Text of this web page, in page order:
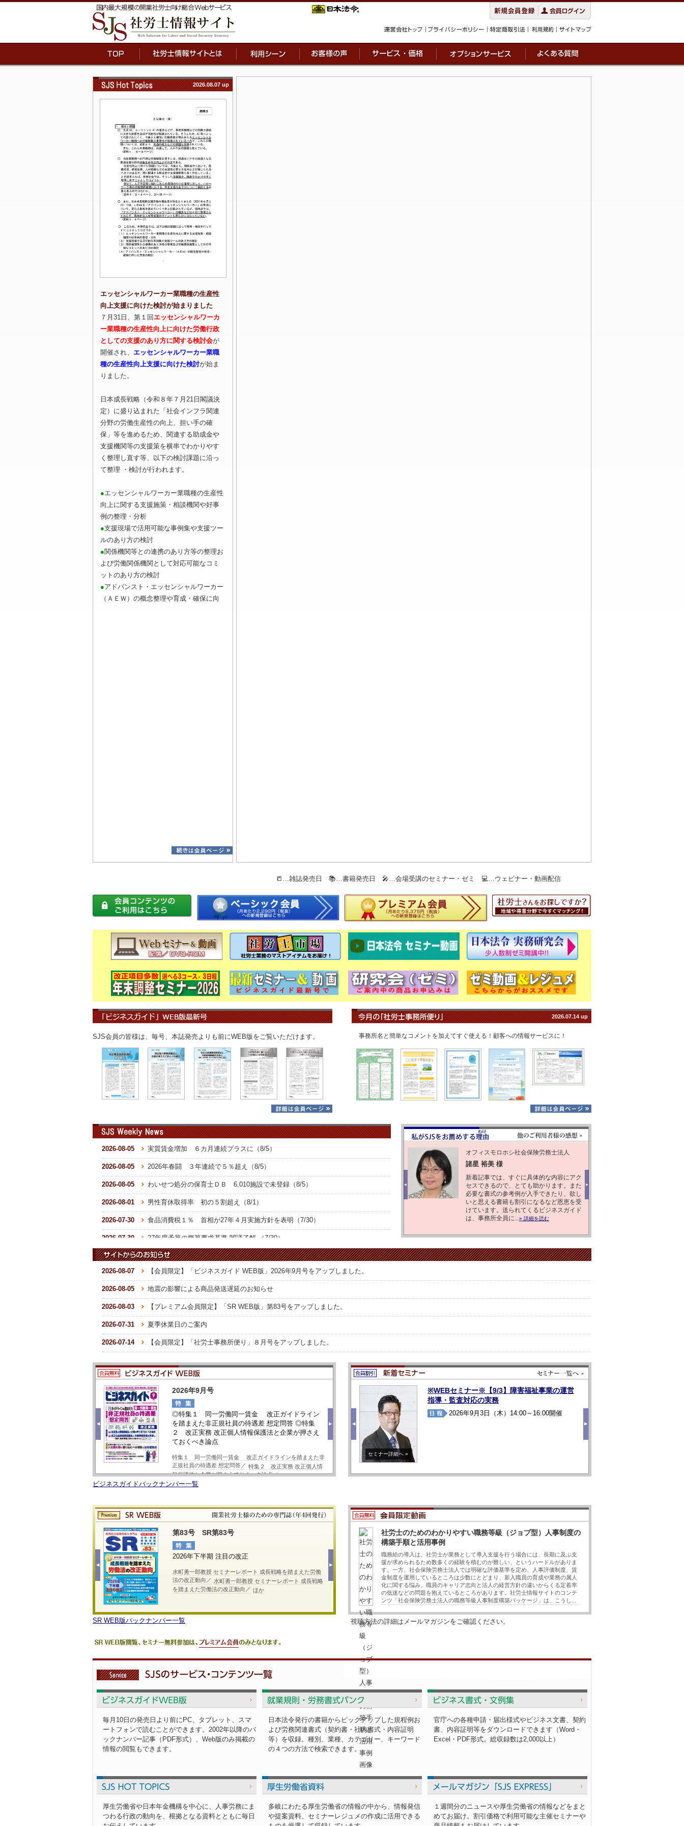
エッセンシャルワーカー業職種の生産性
向上支援に向けた検討が始まりました
７月31日、第１回 エッセンシャルワーカ
ー業職種の生産性向上に向けた労働行政
としての支援のあり方に関する検討会が
開催され、 エッセンシャルワーカー業職
種の生産性向上支援に向けた検討が始ま
りました。
日本成長戦略（令和８年７月21日閣議決
定）に盛り込まれた「社会インフラ関連
分野の労働生産性の向上、担い手の確
保」等を進めるため、関連する助成金や
支援機関等の支援策を横串でわかりやす
く整理し直す等、以下の検討課題に沿っ
て整理 ・検討が行われます。
●エッセンシャルワーカー業職種の生産性
向上に関する支援施策・相談機関や好事
例の整理・分析
●支援現場で活用可能な事例集や支援ツー
ルのあり方の検討
●関係機関等との連携のあり方等の整理お
よび労働関係機関として対応可能なコミ
ットのあり方の検討
●アドバンスト・エッセンシャルワーカー
（ＡＥＷ）の概念整理や育成・確保に向
詳細は、下記リンク先にてご確認くださ
2026.08.07 up
📒…雑誌発売日 📚…書籍発売日 🎤…会場受講のセミナー・ゼミ 💻…ウェビナー・動画配信
「ビジネスガイド」WEB版最新号
SJS会員の皆様は、毎号、本誌発売よりも前にWEB版をご覧いただけます。 事務所名と簡単なコメントを加えてすぐ使える！顧客への情報サービスに！
2026.07.14 up
社労士関連最新情報
2026-08-05 実質賃金増加 ６カ月連続プラスに（8/5）
2026-08-05 2026年春闘 ３年連続で５％超え（8/5）
2026-08-05 わいせつ処分の保育士ＤＢ 6,010施設で未登録（8/5）
2026-08-01 男性育休取得率 初の５割超え（8/1）
2026-07-30 食品消費税１％ 首相が27年４月実施方針を表明（7/30）
2026-07-30 27年度予算の概算要求基準 閣議了解 （7/30）
2026-07-29 奨学金代理返還制度の利用を１万社に倍増 文科省目標（7/29）
2026-07-29 最低賃金の目安 55円引き上げ1,176円で決着（7/29）
2026-07-29 高額療養費 改正政令が公布（7/29）
2026-07-22 骨太の方針 現役世代の社会保険料率引下げ目指す（7/22）
北岡社会保険労務士事務所
北岡 大介 様
主にビジネスガイド、SRなどのバックナン
バー検索を相談業務などに活用しています
が、開業社労士の立場から見ると、SJS内
の「営業・業務支援ツール」も大変有益だ
たり、「官庁提出」...» 詳細を読む
社労士事務所のサービスの大きな柱の一つ
は、関与先企業や相談者へ最新情報や法改
正情報を提供することだと思います。これ
が残ります。しか...
オフィスモロホシ社会保険労務士法人
諸星 裕美 様
新着記事では、すぐに具体的な内容にアク
セスできるので、とても助かります。また
必要な書式の参考例が入手できたり、欲し
いと思える書籍も割引になるなど恩恵を受
けています。送られてくるビジネスガイド
は、事務所全員に...
» 詳細を読む
◀ ▶
2026-08-07 【会員限定】「ビジネスガイド WEB版」2026年9月号をアップしました。
2026-08-05 地震の影響による商品発送遅延のお知らせ
2026-08-03 【プレミアム会員限定】「SR WEB版」第83号をアップしました。
2026-07-31 夏季休業日のご案内
2026-07-14 【会員限定】「社労士事務所便り」８月号をアップしました。
2026-06-12 【会員限定】「社労士事務所便り」７月号をアップしました。
2026-06-08 【会員限定】「ビジネスガイド WEB版」2026年7月号をアップしました。
2026-05-14 【会員限定】「社労士事務所便り」６月号をアップしました。
2026-05-07 【会員限定】「ビジネスガイド WEB版」2026年6月号をアップしました。
◆日本法令実務研究会◆社労士のための対話型
プログラミング実践講座【井上ゼミ】（全３
回）
2026年8月10日頃 2026年9月10日頃 2026年
10月10日頃
セミナー詳細へ »
※WEBセミナー※【9/3】障害福祉事業の運営
指導・監査対応の実務
2026年9月3日（木）14:00～16:00開催
セミナー詳細へ »
◀ ▶
ビジネスガイド WEB版
2026年9月号
◎特集１ 同一労働同一賃金 改正ガイドライン
を踏まえた非正規社員の待遇差 想定問答 ◎特集
２ 改正実務 改正個人情報保護法と企業が押さえ
ておくべき論点
特集１ 同一労働同一賃金 改正ガイドラインを踏まえた非
正規社員の待遇差 想定問答／ 特集２ 改正実務 改正個人情
報保護法と企業が押さえておくべき論点／ ほか
2026年8月号
◎特集１ 人事労務にまつわる改正対応 ◎特集
人事労務にまつわる改正対応 パワハラ指針改正！ ・自爆営
業の法的論点と企業対応／
◀ ▶
ビジネスガイドバックナンバー一覧
社労士のためのわかりやすい職務等級（ジョブ型）人事制度の
構築手順と活用事例
職務給の導入は、社労士が業務として導入支援を行う場合には、長期に及ぶ支
援が求められるため数多くの経験を積むのが難しい、というハードルがありま
す。一方、社会保険労務士法人では明確な評価基準を定め、人事評価制度、賃
金制度を運用しているところは少数にとどまり、新入職員の育成や業務の属人
化に関する悩み、職員のキャリア志向と法人の経営方針の違いからくる定着率
の低迷などの問題を抱えているところがあります。社労士情報サイトのコンテ
ンツ「社会保険労務士法人の職務等級人事制度構築パッケージ」は、こうし...
視聴方法の詳細はメールマガジンをご確認ください。
SR WEB版
第83号 SR第83号
2026年下半期 注目の改正
水町勇一郎教授 セミナーレポート 成長戦略を踏まえた労働
法の改正動向／ 水町勇一郎教授 セミナーレポート 成長戦略
を踏まえた労働法の改正動向／ ほか
第82号 SR第82号
ハラスメント新時代への対応
ハラスメント新時代への対応／ ハラスメント新時代への対
応 ① 自爆営業 ～法的問題点とパワハラ指針改正を踏まえ
た対応の実務～／ ほか
◀ ▶
SR WEB版バックナンバー一覧
毎月10日の発売日より前にPC、タブレット、スマ
ートフォンで読むことができます。2002年以降のバ
ックナンバー記事（PDF形式）、Web版のみ掲載の
情報の閲覧もできます。
日本法令発行の書籍からピックアップした規程例お
よび労務関連書式（契約書・社内書式・内容証明
等）を収録。種別、業種、カテゴリー、キーワード
の４つの方法で検索できます。
官庁への各種申請・届出様式やビジネス文書、契約
書、内容証明等をダウンロードできます（Word・
Excel・PDF形式。総収録数は2,000以上）
厚生労働省や日本年金機構を中心に、人事労務にま
つわる行政の動向を、根拠となる資料とともに毎日
多岐にわたる厚生労働省の情報の中から、情報発信
や提案資料、セミナーレジュメの作成に活用できる
１週間分のニュースや厚生労働省の情報などをまと
めてお届け。割引価格で利用可能な主催セミナーや